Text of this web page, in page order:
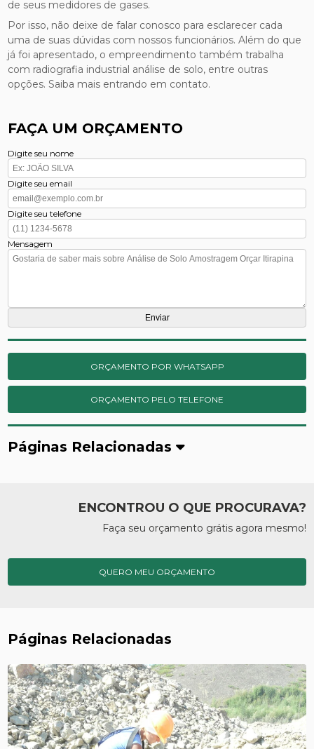
de seus medidores de gases.
Por isso, não deixe de falar conosco para esclarecer cada
uma de suas dúvidas com nossos funcionários. Além do que
já foi apresentado, o empreendimento também trabalha
com radiografia industrial análise de solo, entre outras
opções. Saiba mais entrando em contato.
FAÇA UM ORÇAMENTO
Digite seu nome
Digite seu email
Digite seu telefone
Mensagem
ORÇAMENTO POR WHATSAPP
ORÇAMENTO PELO TELEFONE
Páginas Relacionadas
ENCONTROU O QUE PROCURAVA?
Faça seu orçamento grátis agora mesmo!
QUERO MEU ORÇAMENTO
Páginas Relacionadas